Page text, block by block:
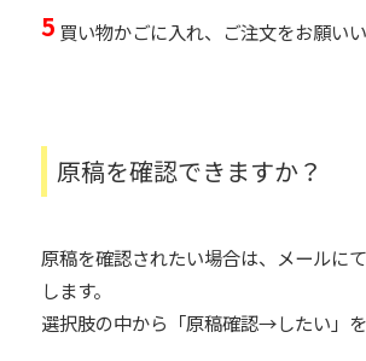
5 買い物かごに入れ、ご注文をお願いい
原稿を確認できますか？
原稿を確認されたい場合は、メールに
します。
選択肢の中から「原稿確認→したい」を